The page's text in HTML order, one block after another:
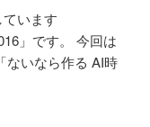
Podcasts
います
」です。 今回は
ないなら作る AI時